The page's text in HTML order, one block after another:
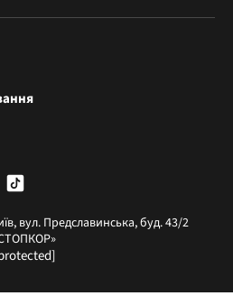
вул. Предславинська, буд. 43/2